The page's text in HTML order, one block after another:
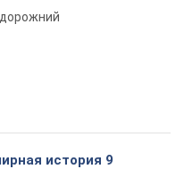
история 9